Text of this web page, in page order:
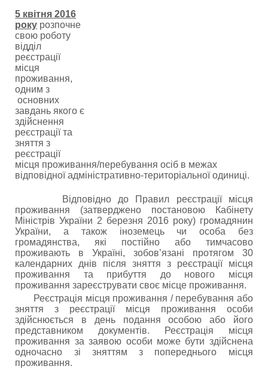
5 квітня 2016
року розпочне
свою роботу
відділ
реєстрації
місця
проживання,
одним з
основних
завдань якого є
здійснення
реєстрації та
зняття з
реєстрації
місця проживання/перебування осіб в межах
відповідної адміністративно-територіальної одиниці.
Відповідно до Правил реєстрації місця
проживання (затверджено постановою Кабінету
Міністрів України 2 березня 2016 року) громадянин
України, а також іноземець чи особа без
громадянства, які постійно або тимчасово
проживають в Україні, зобов’язані протягом 30
календарних днів після зняття з реєстрації місця
проживання та прибуття до нового місця
проживання зареєструвати своє місце проживання.
Реєстрація місця проживання / перебування або
зняття з реєстрації місця проживання особи
здійснюється в день подання особою або його
представником документів. Реєстрація місця
проживання за заявою особи може бути здійснена
одночасно зі зняттям з попереднього місця
проживання.